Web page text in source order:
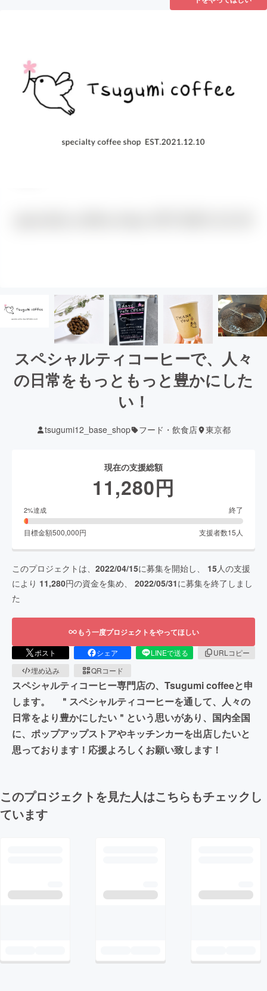
スペシャルティコーヒーで、人々
の日常をもっともっと豊かにした
い！
tsugumi12_base_shop フード・飲食店 東京都
現在の支援総額
11,280円
2%達成 終了
目標金額500,000円 支援者数15 人
このプロジェクトは、 2022/04/15に募集を開始し、 15人の支援
により 11,280円の資金を集め、 2022/05/31に募集を終了しまし
た
もう一度プロジェクトをやってほしい
ポスト シェア LINEで送る
URLコピー
埋め込み
QRコード
スペシャルティコーヒー専門店の、Tsugumi coffeeと申
します。 ＂スペシャルティコーヒーを通して、人々の
日常をより豊かにしたい＂という思いがあり、国内全国
に、ポップアップストアやキッチンカーを出店したいと
思っております！応援よろしくお願い致します！
このプロジェクトを見た人はこちらもチェックし
ています